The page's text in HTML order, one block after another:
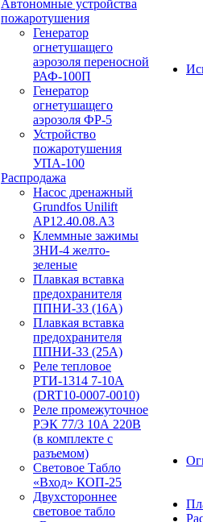
Автономные устройства
пожаротушения
Генератор
огнетушащего
аэрозоля переносной
РАФ-100П
Генератор
огнетушащего
аэрозоля ФР-5
Устройство
пожаротушения
УПА-100
Распродажа
Насос дренажный
Grundfos Unilift
АP12.40.08.A3
Клеммные зажимы
ЗНИ-4 желто-
зеленые
Плавкая вставка
предохранителя
ППНИ-33 (16А)
Плавкая вставка
предохранителя
ППНИ-33 (25А)
Реле тепловое
РТИ-1314 7-10А
(DRT10-0007-0010)
Реле промежуточное
РЭК 77/3 10А 220В
(в комплекте с
разъемом)
Световое Табло
«Вход» КОП-25
Двухстороннее
световое табло